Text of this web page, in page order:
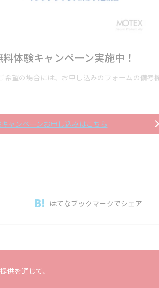
体験キャンペーン実施中！
希望の場合には、お申し込みのフォームの備考
ャンペーンお申し込みはこちら
はてなブックマークでシェア
を通じて、